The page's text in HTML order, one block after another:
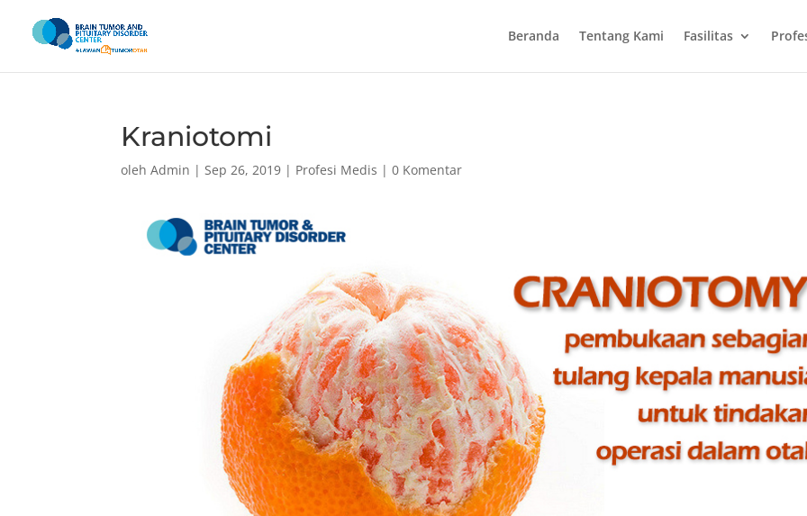
Beranda Tentang Kami Fasilitas
Kraniotomi
olehAdmin |Sep 26, 2019 | Profesi Medis |0 Komentar